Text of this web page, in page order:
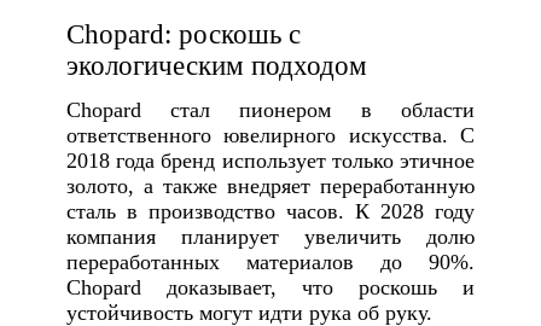
Chopard: роскошь с
экологическим подходом
Chopard стал пионером в области
ответственного ювелирного искусства. С
2018 года бренд использует только этичное
золото, а также внедряет переработанную
сталь в производство часов. К 2028 году
компания планирует увеличить долю
переработанных материалов до 90%.
Chopard доказывает, что роскошь и
устойчивость могут идти рука об руку.